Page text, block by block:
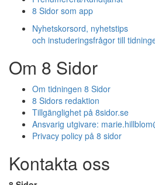
8 Sidor som app
Nyhetskorsord, nyhetstips
och instuderingsfrågor till
Om 8 Sidor
Om tidningen 8 Sidor
8 Sidors redaktion
Tillgänglighet på 8sidor.se
Ansvarig utgivare:
Privacy policy på 8 sidor
Kontakta oss